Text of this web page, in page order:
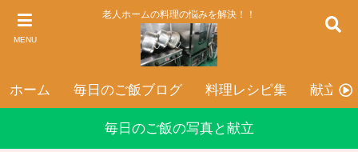
MENU
老人ホームの料理の悩みを解決！！
ホーム 毎日のご飯ブログ 料理レシピ集 献立表
毎日のご飯の写真と献立